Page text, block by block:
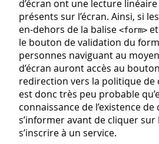
d’écran ont une lecture
présents sur l’écran. Ainsi, si
en-dehors de la balise <form>
le bouton de validation du
personnes naviguant au
d’écran auront accès au
redirection vers la politique de
est donc très peu probable
connaissance de l’existence
s’informer avant de cliquer
s’inscrire à un service.